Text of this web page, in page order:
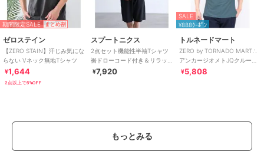
期間限定SALE まとめ割
ゼロステイン
【ZERO STAIN】汗じみ気にな
らない Vネック無地Tシャツ
¥1,644
2点以上で5%OFF
スプートニクス
2点セット機能性半袖Tシャツ
裾ドローコード付き＆リラッ
クスショーツセットアップ
¥7,920
SALE
¥888ｸｰﾎﾟﾝ
トルネードマート
ZERO by TORNADO MART∴
アンカージオメトJQクルーネ
ック半袖カットソー
¥5,808
もっとみる